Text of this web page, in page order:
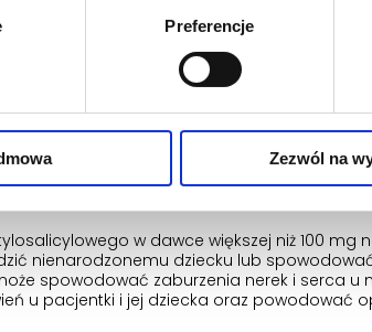
Preferencje
Zezwól na
piersią, przypuszcza że może być w ciąży
przed zastosowaniem tego leku.
leczenie lekiem Acard 150 mg w
150 mg zgodnie z jego zaleceniami i nie
w dawce większej niż 100
nienarodzonemu dziecku lub
spowodować zaburzenia nerek i serca u
u pacjentki i jej dziecka oraz powodować